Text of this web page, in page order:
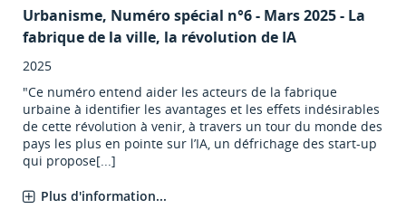
Urbanisme, Numéro spécial n°6 - Mars 2025 - La
fabrique de la ville, la révolution de IA
2025
"Ce numéro entend aider les acteurs de la fabrique
urbaine à identifier les avantages et les effets indésirables
de cette révolution à venir, à travers un tour du monde des
pays les plus en pointe sur l’IA, un défrichage des start-up
qui propose[...]
Plus d'information...